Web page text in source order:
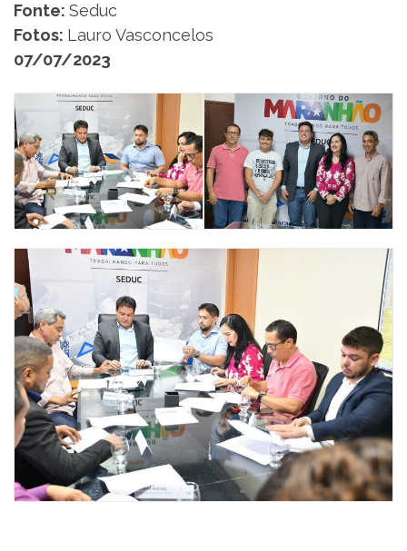
Fonte: Seduc
Fotos: Lauro Vasconcelos
07/07/2023